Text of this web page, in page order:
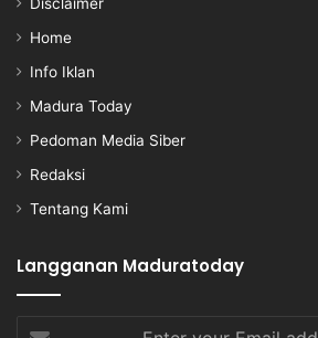
Home
Info Iklan
Madura Today
Pedoman Media Siber
Redaksi
Tentang Kami
Langganan Maduratoday